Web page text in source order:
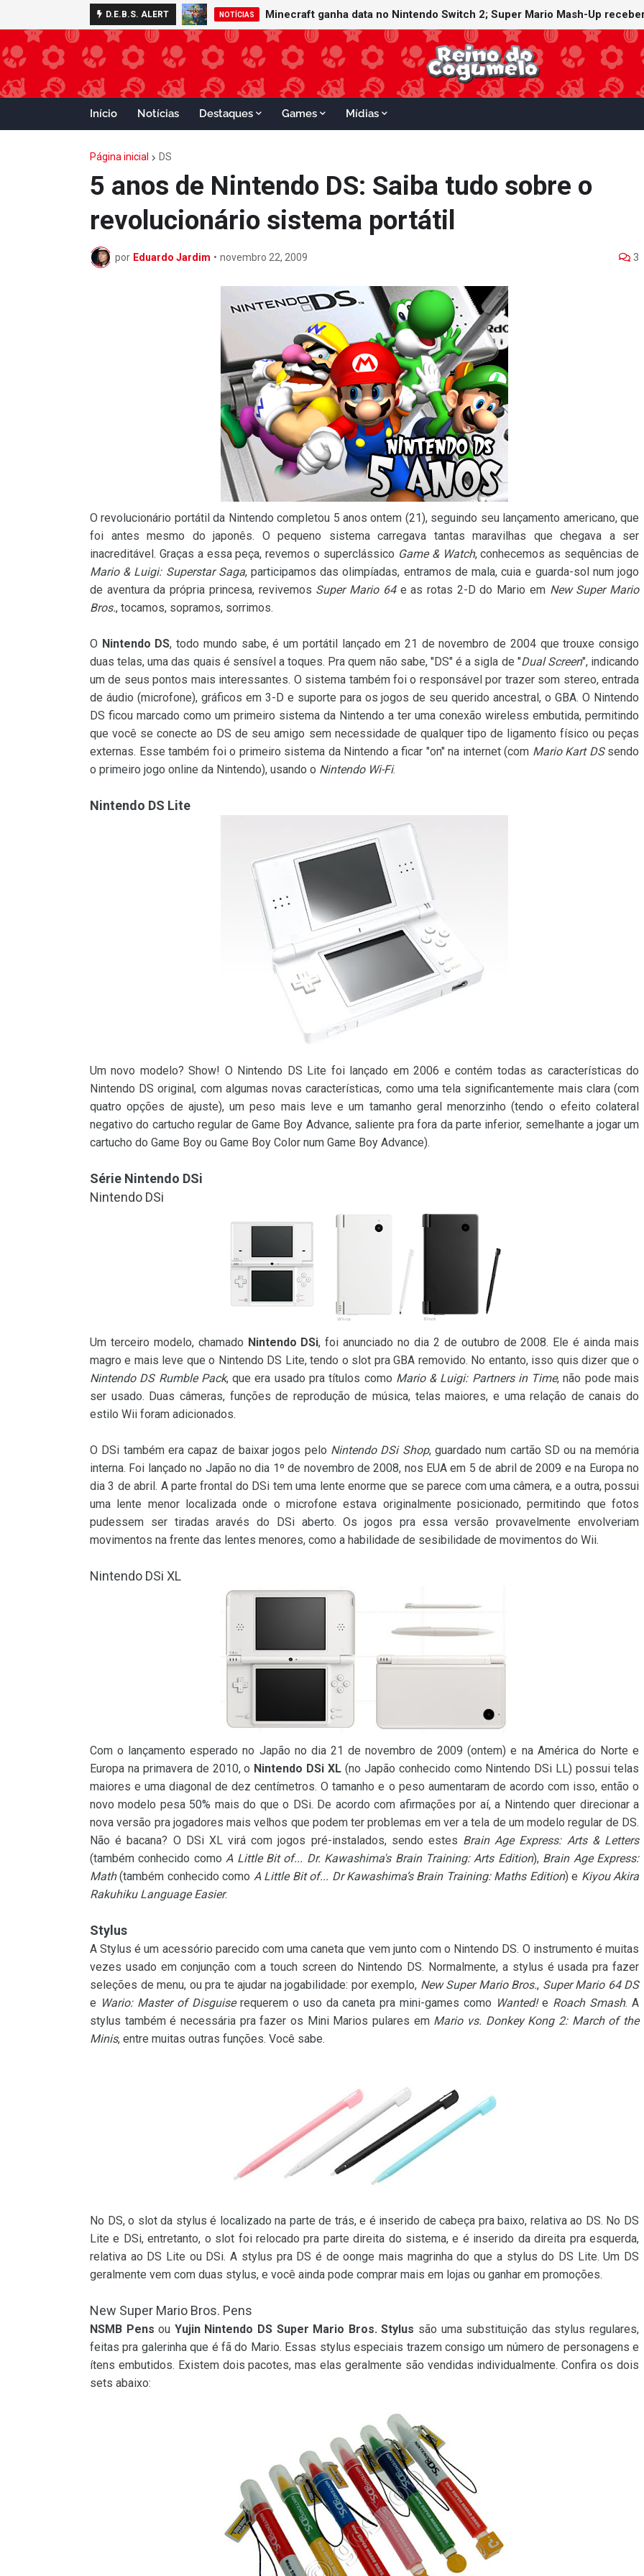
D.E.B.S. ALERT NOTÍCIAS Minecraft ganha data no Nintendo Switch 2; Super Mario Mash-Up
Início Notícias Destaques Games Mídias
Página inicial DS
5 anos de Nintendo DS: Saiba tudo sobre o
revolucionário sistema portátil
por Eduardo Jardim • novembro 22, 2009 3
O revolucionário portátil da Nintendo completou 5 anos ontem (21), seguindo seu lançamento americano, que
foi antes mesmo do japonês. O pequeno sistema carregava tantas maravilhas que chegava a ser
inacreditável. Graças a essa peça, revemos o superclássico Game & Watch, conhecemos as sequências de
Mario & Luigi: Superstar Saga, participamos das olimpíadas, entramos de mala, cuia e guarda-sol num jogo
de aventura da própria princesa, revivemos Super Mario 64e as rotas 2-D do Mario em New Super Mario
Bros., tocamos, sopramos, sorrimos.
O Nintendo DS, todo mundo sabe, é um portátil lançado em 21 de novembro de 2004 que trouxe consigo
duas telas, uma das quais é sensível a toques. Pra quem não sabe, "DS" é a sigla de "Dual Screen", indicando
um de seus pontos mais interessantes. O sistema também foi o responsável por trazer som stereo, entrada
de áudio (microfone), gráficos em 3-D e suporte para os jogos de seu querido ancestral, o GBA. O Nintendo
DS ficou marcado como um primeiro sistema da Nintendo a ter uma conexão wireless embutida, permitindo
que você se conecte ao DS de seu amigo sem necessidade de qualquer tipo de ligamento físico ou peças
externas. Esse também foi o primeiro sistema da Nintendo a ficar "on" na internet (com Mario Kart DSsendo
o primeiro jogo online da Nintendo), usando o Nintendo Wi-Fi.
Nintendo DS Lite
Um novo modelo? Show! O Nintendo DS Lite foi lançado em 2006 e contém todas as características do
Nintendo DS original, com algumas novas características, como uma tela significantemente mais clara (com
quatro opções de ajuste), um peso mais leve e um tamanho geral menorzinho (tendo o efeito colateral
negativo do cartucho regular de Game Boy Advance, saliente pra fora da parte inferior, semelhante a jogar um
cartucho do Game Boy ou Game Boy Color num Game Boy Advance).
Série Nintendo DSi
Nintendo DSi
Um terceiro modelo, chamado Nintendo DSi, foi anunciado no dia 2 de outubro de 2008. Ele é ainda mais
magro e mais leve que o Nintendo DS Lite, tendo o slot pra GBA removido. No entanto, isso quis dizer que o
Nintendo DS Rumble Pack, que era usado pra títulos como Mario & Luigi: Partners in Time, não pode mais
ser usado. Duas câmeras, funções de reprodução de música, telas maiores, e uma relação de canais do
estilo Wii foram adicionados.
O DSi também era capaz de baixar jogos pelo Nintendo DSi Shop, guardado num cartão SD ou na memória
interna. Foi lançado no Japão no dia 1º de novembro de 2008, nos EUA em 5 de abril de 2009 e na Europa no
dia 3 de abril. A parte frontal do DSi tem uma lente enorme que se parece com uma câmera, e a outra, possui
uma lente menor localizada onde o microfone estava originalmente posicionado, permitindo que fotos
pudessem ser tiradas aravés do DSi aberto. Os jogos pra essa versão provavelmente envolveriam
movimentos na frente das lentes menores, como a habilidade de sesibilidade de movimentos do Wii.
Nintendo DSi XL
Com o lançamento esperado no Japão no dia 21 de novembro de 2009 (ontem) e na América do Norte e
Europa na primavera de 2010, o Nintendo DSi XL (no Japão conhecido como Nintendo DSi LL) possui telas
maiores e uma diagonal de dez centímetros. O tamanho e o peso aumentaram de acordo com isso, então o
novo modelo pesa 50% mais do que o DSi. De acordo com afirmações por aí, a Nintendo quer direcionar a
nova versão pra jogadores mais velhos que podem ter problemas em ver a tela de um modelo regular de DS.
Não é bacana? O DSi XL virá com jogos pré-instalados, sendo estes Brain Age Express: Arts & Letters
(também conhecido comoA Little Bit of... Dr. Kawashima's Brain Training: Arts Edition), Brain Age Express:
Math(também conhecido como A Little Bit of... Dr Kawashima’s Brain Training: Maths Edition) e Kiyou Akira
Rakuhiku Language Easier.
Stylus
A Stylus é um acessório parecido com uma caneta que vem junto com o Nintendo DS. O instrumento é muitas
vezes usado em conjunção com a touch screen do Nintendo DS. Normalmente, a stylus é usada pra fazer
seleções de menu, ou pra te ajudar na jogabilidade: por exemplo, New Super Mario Bros., Super Mario 64 DS
e Wario: Master of Disguiserequerem o uso da caneta pra mini-games como Wanted!e Roach Smash. A
stylus também é necessária pra fazer os Mini Marios pulares em Mario vs. Donkey Kong 2: March of the
Minis, entre muitas outras funções. Você sabe.
No DS, o slot da stylus é localizado na parte de trás, e é inserido de cabeça pra baixo, relativa ao DS. No DS
Lite e DSi, entretanto, o slot foi relocado pra parte direita do sistema, e é inserido da direita pra esquerda,
relativa ao DS Lite ou DSi. A stylus pra DS é de oonge mais magrinha do que a stylus do DS Lite. Um DS
geralmente vem com duas stylus, e você ainda pode comprar mais em lojas ou ganhar em promoções.
New Super Mario Bros. Pens
NSMB Pens ou Yujin Nintendo DS Super Mario Bros. Stylus são uma substituição das stylus regulares,
feitas pra galerinha que é fã do Mario. Essas stylus especiais trazem consigo um número de personagens e
ítens embutidos. Existem dois pacotes, mas elas geralmente são vendidas individualmente. Confira os dois
sets abaixo: